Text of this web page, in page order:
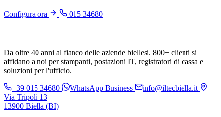
Configura ora 015 34680
Da oltre 40 anni al fianco delle aziende biellesi. 800+ clienti si
affidano a noi per stampanti, postazioni IT, registratori di cassa e
soluzioni per l'ufficio.
+39 015 34680 WhatsApp Business
info@iltecbiella.it
Via Tripoli 13
13900 Biella (BI)